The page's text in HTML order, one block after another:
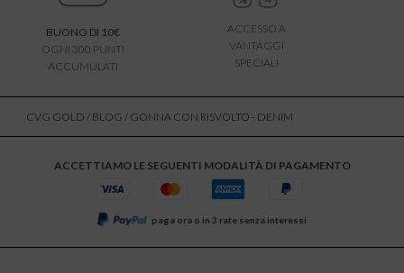
BUONO DI 10€
OGNI 300 PUNTI
ACCUMULATI
ACCESSO A
VANTAGGI
SPECIALI
CVG GOLD / BLOG / GONNA CON RISVOLTO - DENIM
ACCETTIAMO LE SEGUENTI MODALITÀ DI PAGAMENTO
paga ora o in 3 rate senza interessi